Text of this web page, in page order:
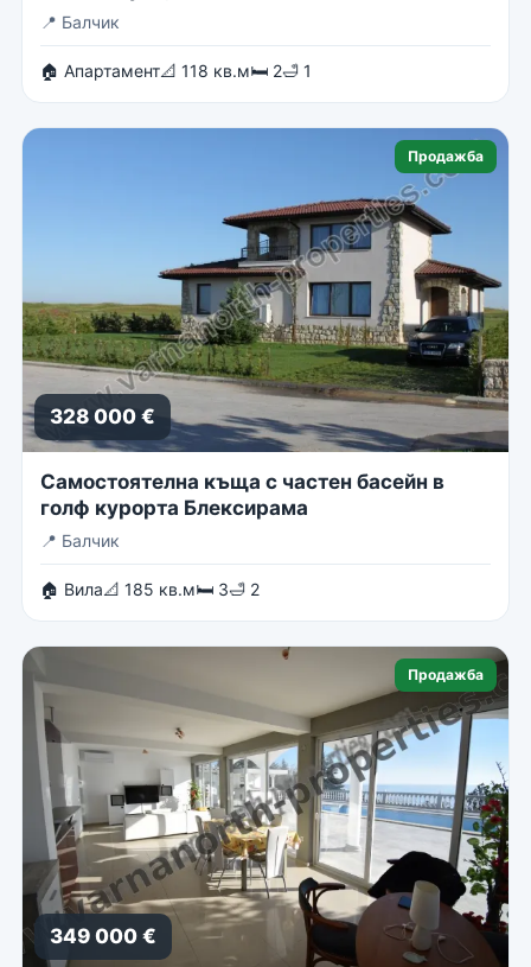
📍 Балчик
🏠 Апартамент📐 118 кв.м🛏 2🛁 1
Продажба
328 000 €
Самостоятелна къща с частен басейн в
голф курорта Блексирама
📍 Балчик
🏠 Вила📐 185 кв.м🛏 3🛁 2
Продажба
349 000 €